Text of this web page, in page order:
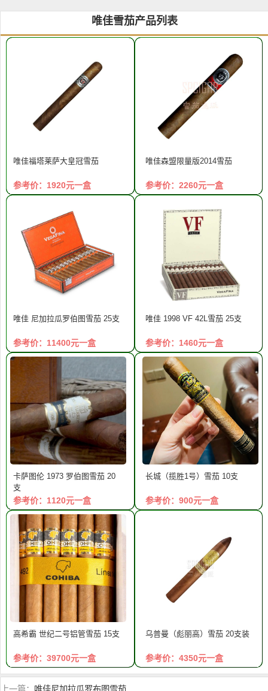
唯佳雪茄产品列表
唯佳福塔莱萨大皇冠雪茄
参考价：1920元一盒
唯佳森盟限量版2014雪茄
参考价：2260元一盒
唯佳 尼加拉瓜罗伯图雪茄 25支
参考价：11400元一盒
唯佳 1998 VF 42L雪茄 25支
参考价：1460元一盒
卡萨图伦 1973 罗伯图雪茄 20
支
参考价：1120元一盒
长城（揽胜1号）雪茄 10支
参考价：900元一盒
高希霸 世纪二号铝管雪茄 15支
参考价：39700元一盒
乌普曼（彪丽高）雪茄 20支装
参考价：4350元一盒